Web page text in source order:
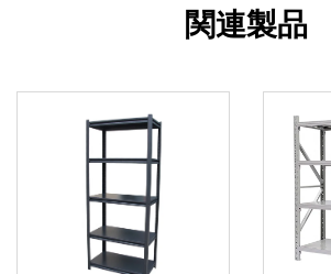
関連製品